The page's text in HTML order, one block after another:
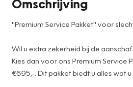
Omschrijving
"Premium Service Pakket" voor
Wil u extra zekerheid bij de
Kies dan voor ons Premium Service
€695,-. Dit pakket biedt u alles wat
zorgeloze ervaring: